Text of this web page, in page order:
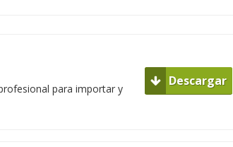
para importar y
Descargar